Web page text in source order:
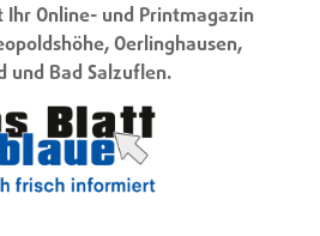
Ihr Online- und Printmagazin
Oerlinghausen,
und Bad Salzuflen.